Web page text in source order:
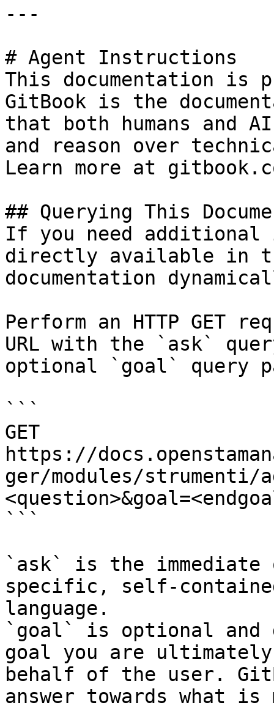
---
# Agent Instructions
This documentation is
GitBook is the
that both humans and
and reason over
Learn more at
## Querying This
If you need
directly available in
documentation
Perform an HTTP GET
URL with the `ask`
optional `goal` query
```
GET
https://
ger/modules/strumenti/
```
`ask` is the
specific, self-
language.
`goal` is optional and
goal you are
behalf of the user.
answer towards what